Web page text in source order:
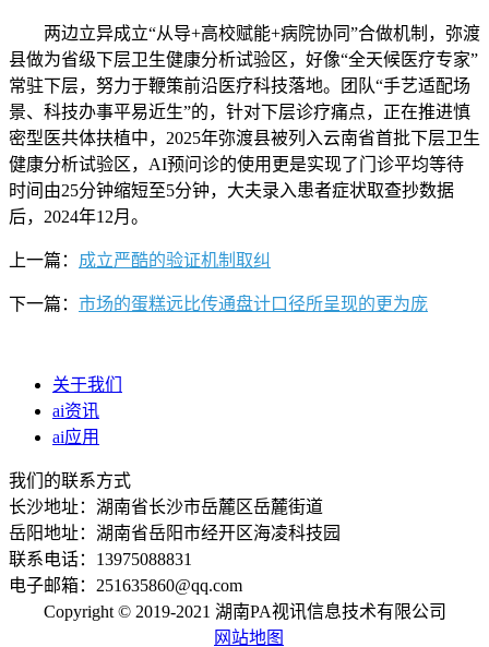
两边立异成立“从导+高校赋能+病院协同”合做机制，弥渡
县做为省级下层卫生健康分析试验区，好像“全天候医疗专家”
常驻下层，努力于鞭策前沿医疗科技落地。团队“手艺适配场
景、科技办事平易近生”的，针对下层诊疗痛点，正在推进慎
密型医共体扶植中，2025年弥渡县被列入云南省首批下层卫生
健康分析试验区，AI预问诊的使用更是实现了门诊平均等待
时间由25分钟缩短至5分钟，大夫录入患者症状取查抄数据
后，2024年12月。
上一篇： 成立严酷的验证机制取纠
下一篇： 市场的蛋糕远比传通盘计口径所呈现的更为庞
关于我们
ai资讯
ai应用
我们的联系方式
长沙地址：湖南省长沙市岳麓区岳麓街道
岳阳地址：湖南省岳阳市经开区海凌科技园
联系电话：13975088831
电子邮箱：251635860@qq.com
Copyright © 2019-2021 湖南PA视讯信息技术有限公司
网站地图